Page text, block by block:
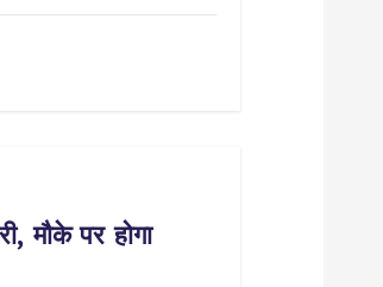
मौके पर होगा